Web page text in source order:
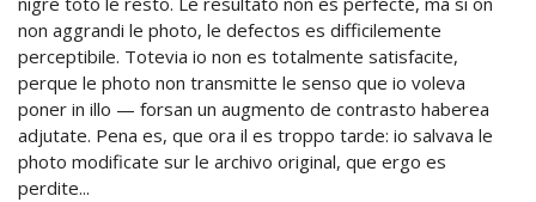
non aggrandi le photo, le defectos es difficilemente
perceptibile. Totevia io non es totalmente satisfacite,
perque le photo non transmitte le senso que io voleva
poner in illo — forsan un augmento de contrasto haberea
adjutate. Pena es, que ora il es troppo tarde: io salvava le
photo modificate sur le archivo original, que ergo es
perdite...